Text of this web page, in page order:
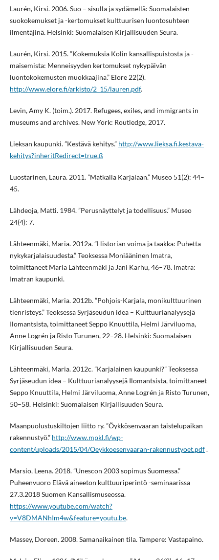
Laurén, Kirsi. 2006. Suo – sisulla ja sydämellä: Suomalaisten
suokokemukset ja -kertomukset kulttuurisen luontosuhteen
ilmentäjinä. Helsinki: Suomalaisen Kirjallisuuden Seura.
Laurén, Kirsi. 2015. ”Kokemuksia Kolin kansallispuistosta ja -
maisemista: Menneisyyden kertomukset nykypäivän
luontokokemusten muokkaajina.” Elore 22(2).
http://www.elore.fi/arkisto/2_15/lauren.pdf.
Levin, Amy K. (toim.). 2017. Refugees, exiles, and immigrants in
museums and archives. New York: Routledge, 2017.
Lieksan kaupunki. ”Kestävä kehitys.” http://www.lieksa.fi.kestava-
kehitys?inheritRedirect=true.ß
Luostarinen, Laura. 2011. ”Matkalla Karjalaan.” Museo 51(2): 44–
45.
Lähdeoja, Matti. 1984. ”Perusnäyttelyt ja todellisuus.” Museo
24(4): 7.
Lähteenmäki, Maria. 2012a. ”Historian voima ja taakka: Puhetta
nykykarjalaisuudesta.” Teoksessa Moniääninen Imatra,
toimittaneet Maria Lähteenmäki ja Jani Karhu, 46–78. Imatra:
Imatran kaupunki.
Lähteenmäki, Maria. 2012b. ”Pohjois-Karjala, monikulttuurinen
tienristeys.” Teoksessa Syrjäseudun idea – Kulttuurianalyysejä
Ilomantsista, toimittaneet Seppo Knuuttila, Helmi Järviluoma,
Anne Logrén ja Risto Turunen, 22–28. Helsinki: Suomalaisen
Kirjallisuuden Seura.
Lähteenmäki, Maria. 2012c. ”Karjalainen kaupunki?” Teoksessa
Syrjäseudun idea – Kulttuurianalyysejä Ilomantsista, toimittaneet
Seppo Knuuttila, Helmi Järviluoma, Anne Logrén ja Risto Turunen,
50–58. Helsinki: Suomalaisen Kirjallisuuden Seura.
Maanpuolustuskiltojen liitto ry. ”Öykkösenvaaran taistelupaikan
rakennustyö.” http://www.mpkl.fi/wp-
content/uploads/2015/04/Oeykkoesenvaaran-rakennustyoet.pdf.
Marsio, Leena. 2018. ”Unescon 2003 sopimus Suomessa.”
Puheenvuoro Elävä aineeton kulttuuriperintö -seminaarissa
27.3.2018 Suomen Kansallismuseossa.
https://www.youtube.com/watch?
v=V8DMANhIm4w&feature=youtu.be.
Massey, Doreen. 2008. Samanaikainen tila. Tampere: Vastapaino.